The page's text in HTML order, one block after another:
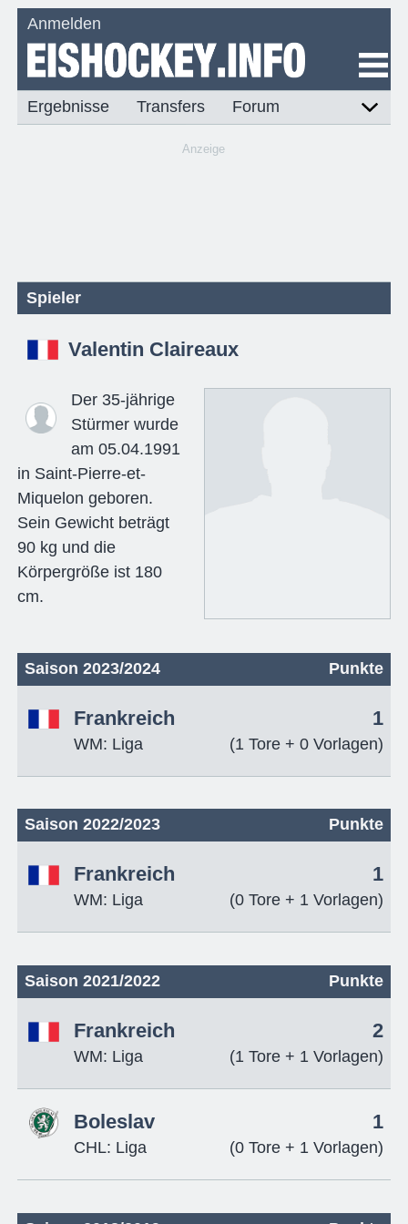
Anmelden
Ergebnisse Transfers Forum
Anzeige
Spieler
Valentin Claireaux
Der 35-jährige
Stürmer wurde
am 05.04.1991
in Saint-Pierre-et-
Miquelon geboren.
Sein Gewicht beträgt
90 kg und die
Körpergröße ist 180
cm.
Saison 2023/2024 Punkte
Frankreich
WM: Liga
1
(1 Tore + 0 Vorlagen)
Saison 2022/2023 Punkte
Frankreich
WM: Liga
1
(0 Tore + 1 Vorlagen)
Saison 2021/2022 Punkte
Frankreich
WM: Liga
2
(1 Tore + 1 Vorlagen)
Boleslav
CHL: Liga
1
(0 Tore + 1 Vorlagen)